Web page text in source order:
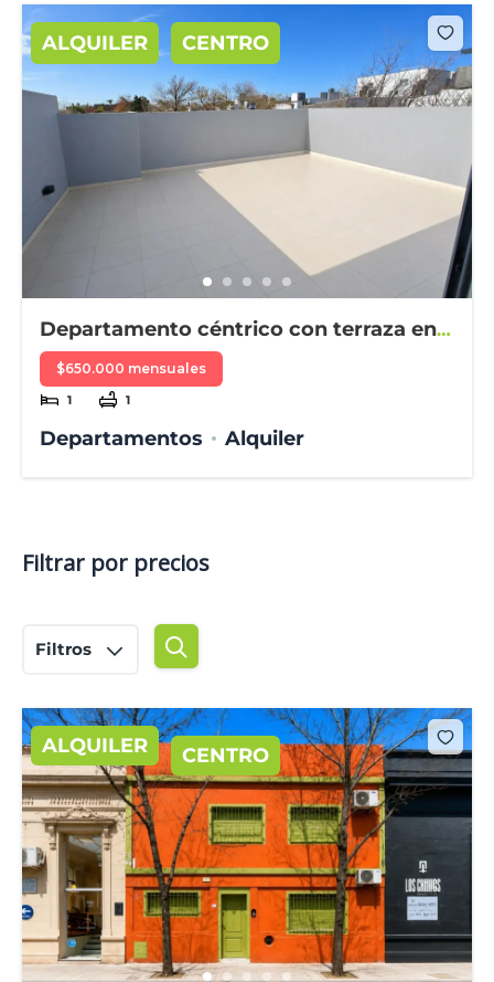
ALQUILER CENTRO
Departamento céntrico con terraza en
alquiler
$650.000 mensuales
1 1
Departamentos Alquiler
Filtrar por precios
Filtros
ALQUILER CENTRO